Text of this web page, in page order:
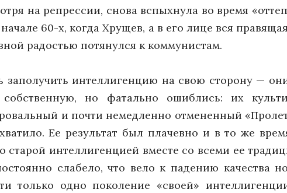
на репрессии, снова вспыхнула во время
60-х, когда Хрущев, а в его лице вся
радостью потянулся к коммунистам.
интеллигенцию на свою сторону —
но фатально ошиблись: их
и почти немедленно отмененный
Ее результат был плачевно и в то же
старой интеллигенцией вместе со всеми ее
слабело, что вело к падению качества
только одно поколение «своей»